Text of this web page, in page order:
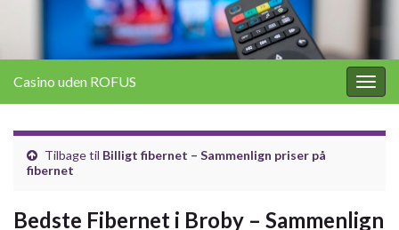
Casino uden ROFUS
Tilbage til Billigt fibernet – Sammenlign priser på
fibernet
Bedste Fibernet i Broby – Sammenlign